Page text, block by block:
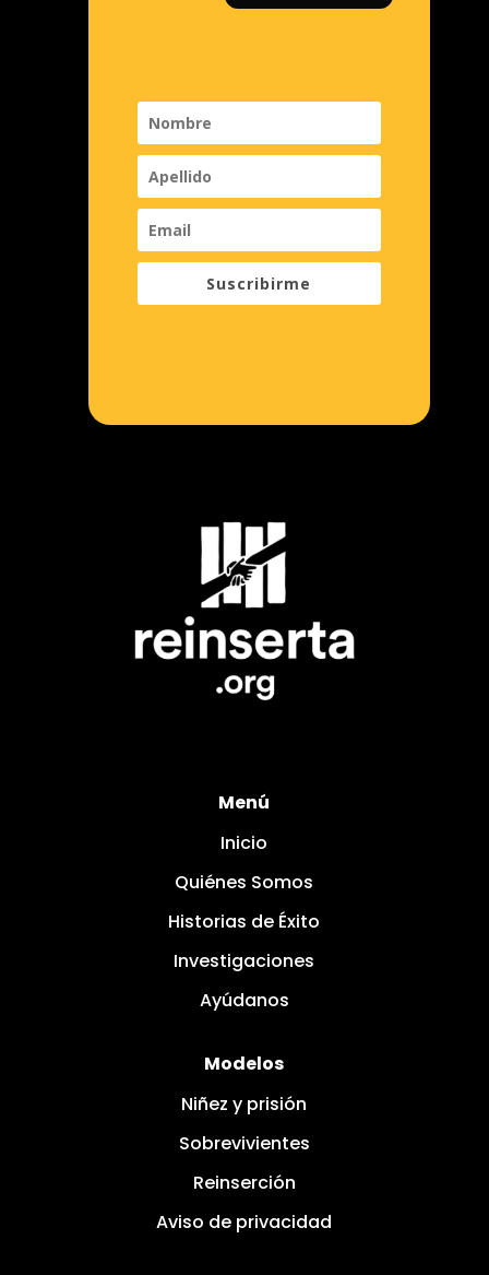
Suscribirme
Menú
Inicio
Quiénes Somos
Historias de Éxito
Investigaciones
Ayúdanos
Modelos
Niñez y prisión
Sobrevivientes
Reinserción
Aviso de privacidad